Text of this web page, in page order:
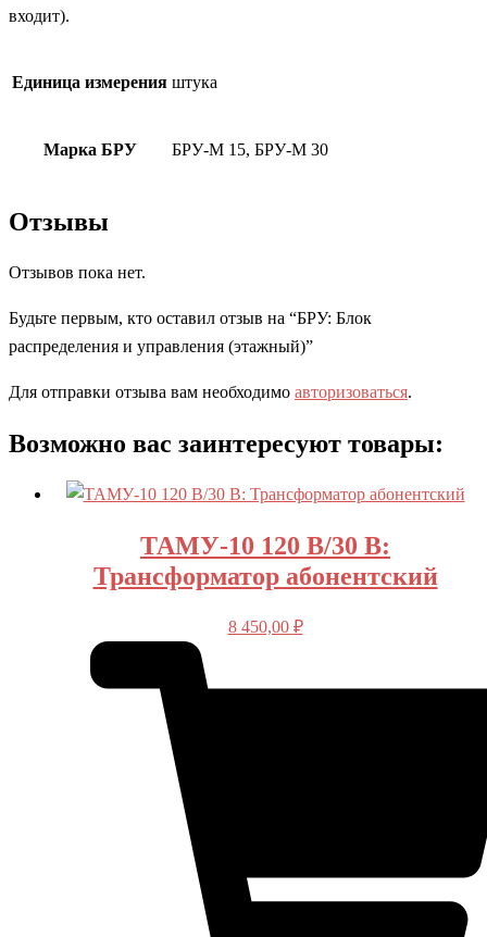
входит).
Единица измерения штука
Марка БРУ БРУ-М 15, БРУ-М 30
Отзывы
Отзывов пока нет.
Будьте первым, кто оставил отзыв на “БРУ: Блок
распределения и управления (этажный)”
Для отправки отзыва вам необходимо авторизоваться.
Возможно вас заинтересуют товары:
ТАМУ-10 120 В/30 В:
Трансформатор абонентский
8 450,00 ₽